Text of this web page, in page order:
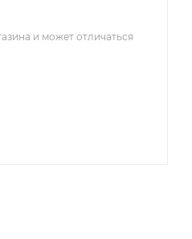
и может отличаться